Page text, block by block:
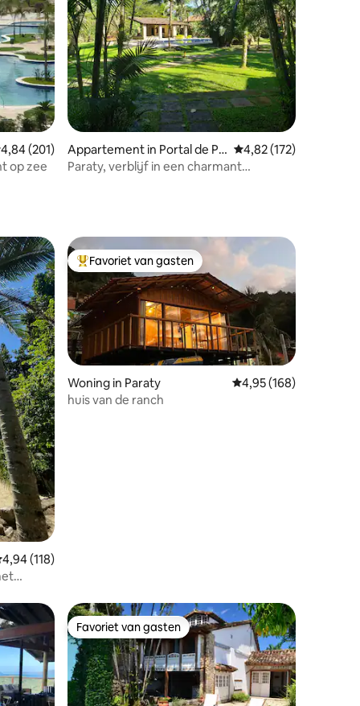
beoordeling van 4,84 uit 5, 201 recensies
4,84 (201)
op zee
Appartement in Portal de Pa
raty
Gemiddelde
4,82 (172)
Paraty, verblijf in een charmant
beoordeling van 4,94 uit 5, 118 recensies
4,94 (118)
Topfavoriet van gasten
Favoriet van gasten
Woning in Paraty Gemiddelde
4,95 (168)
huis van de ranch
Favoriet van gasten
Favoriet van gasten